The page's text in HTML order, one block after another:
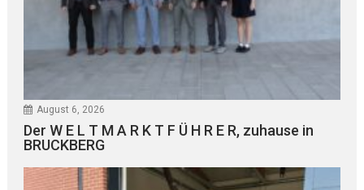
August 6, 2026
Der W E L T M A R K T F Ü H R E R, zuhause in
BRUCKBERG